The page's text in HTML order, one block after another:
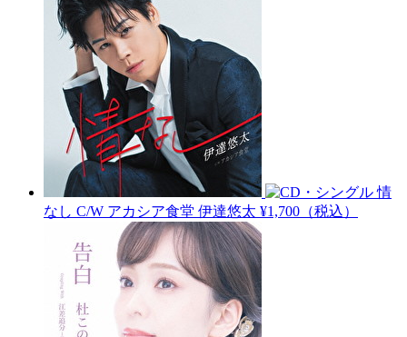
情
なし C/W アカシア食堂 伊達悠太 ¥1,700（税込）